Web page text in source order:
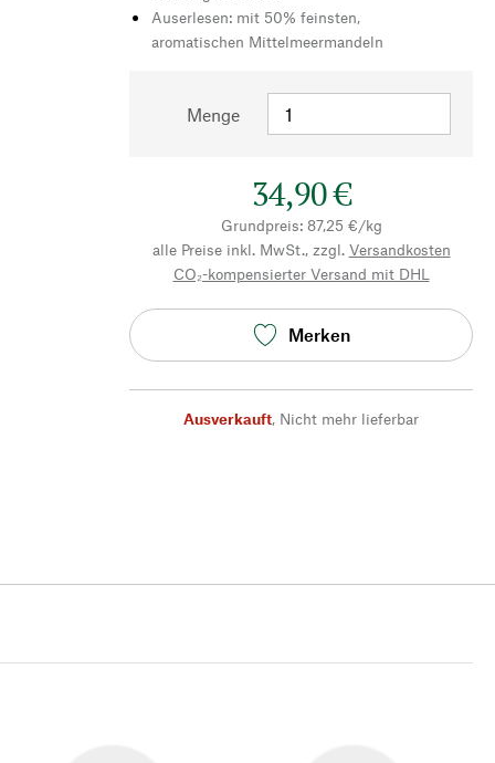
Auserlesen: mit 50% feinsten,
aromatischen Mittelmeermandeln
Menge
34,90 €
Grundpreis: 87,25 €/kg
alle Preise inkl. MwSt., zzgl. Versandkosten
CO₂-kompensierter Versand mit DHL
Merken
Ausverkauft, Nicht mehr lieferbar